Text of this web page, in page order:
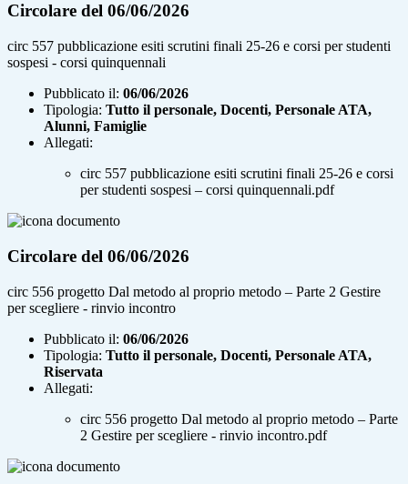
Circolare del 06/06/2026
circ 557 pubblicazione esiti scrutini finali 25-26 e corsi per studenti
sospesi - corsi quinquennali
Pubblicato il: 06/06/2026
Tipologia: Tutto il personale, Docenti, Personale ATA,
Alunni, Famiglie
Allegati:
circ 557 pubblicazione esiti scrutini finali 25-26 e corsi
per studenti sospesi – corsi quinquennali.pdf
Circolare del 06/06/2026
circ 556 progetto Dal metodo al proprio metodo – Parte 2 Gestire
per scegliere - rinvio incontro
Pubblicato il: 06/06/2026
Tipologia: Tutto il personale, Docenti, Personale ATA,
Riservata
Allegati:
circ 556 progetto Dal metodo al proprio metodo – Parte
2 Gestire per scegliere - rinvio incontro.pdf